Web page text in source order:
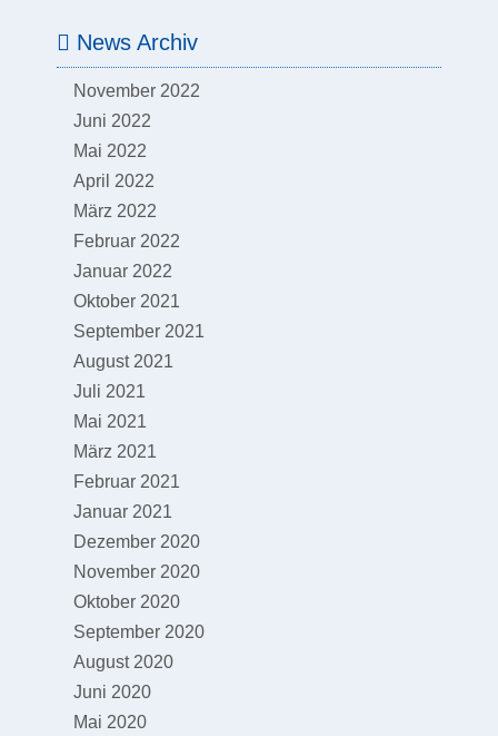
News Archiv
November 2022
Juni 2022
Mai 2022
April 2022
März 2022
Februar 2022
Januar 2022
Oktober 2021
September 2021
August 2021
Juli 2021
Mai 2021
März 2021
Februar 2021
Januar 2021
Dezember 2020
November 2020
Oktober 2020
September 2020
August 2020
Juni 2020
Mai 2020